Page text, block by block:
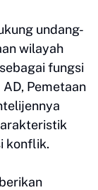
undang-
wilayah
fungsi
Pemetaan
konflik.